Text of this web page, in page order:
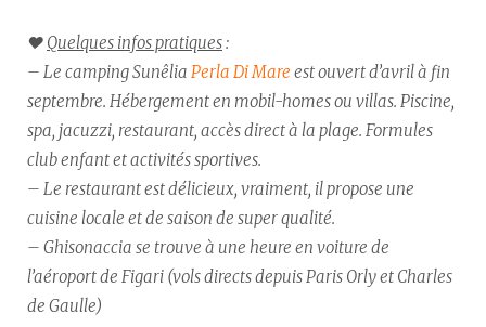
♥︎ Quelques infos pratiques:
– Le camping Sunêlia Perla Di Mare est ouvert d’avril à fin
septembre. Hébergement en mobil-homes ou villas. Piscine,
spa, jacuzzi, restaurant, accès direct à la plage. Formules
club enfant et activités sportives.
– Le restaurant est délicieux, vraiment, il propose une
cuisine locale et de saison de super qualité.
– Ghisonaccia se trouve à une heure en voiture de
l’aéroport de Figari (vols directs depuis Paris Orly et Charles
de Gaulle)